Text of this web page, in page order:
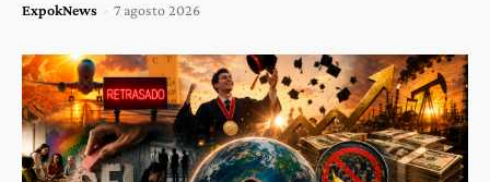
ExpokNews - 7 agosto 2026